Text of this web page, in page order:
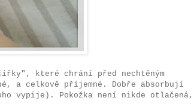
které chrání před nechtěným
a celkově příjemné. Dobře absorbují
vypije). Pokožka není nikde